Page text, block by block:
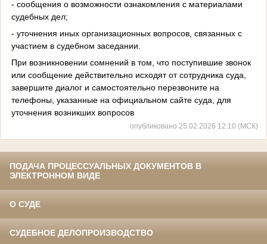
- сообщения о возможности ознакомления с материалами
судебных дел;
- уточнения иных организационных вопросов, связанных с
участием в судебном заседании.
При возникновении сомнений в том, что поступившие звонок
или сообщение действительно исходят от сотрудника суда,
завершите диалог и самостоятельно перезвоните на
телефоны, указанные на официальном сайте суда, для
уточнения возникших вопросов
опубликовано 25.02.2026 12:10 (МСК)
ПОДАЧА ПРОЦЕССУАЛЬНЫХ ДОКУМЕНТОВ В
ЭЛЕКТРОННОМ ВИДЕ
О СУДЕ
СУДЕБНОЕ ДЕЛОПРОИЗВОДСТВО